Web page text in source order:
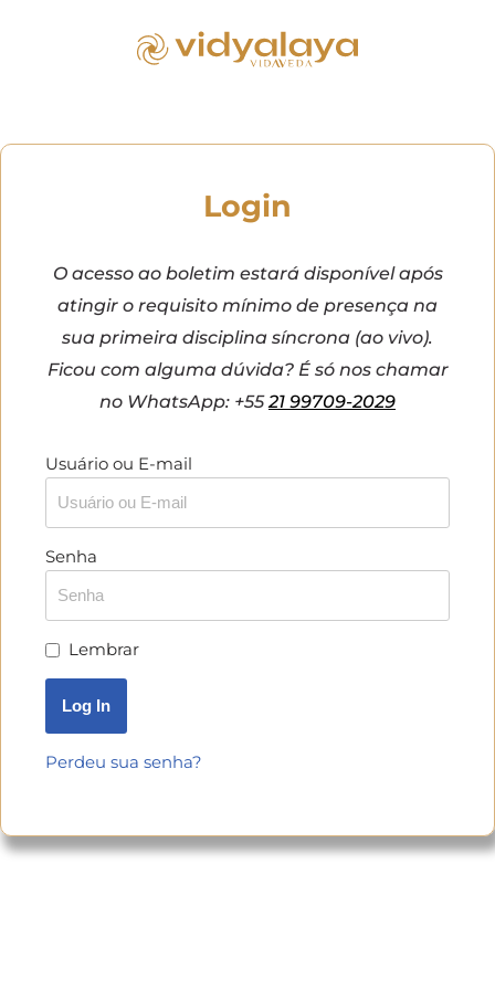
Login
O acesso ao boletim estará disponível após
atingir o requisito mínimo de presença na
sua primeira disciplina síncrona (ao vivo).
Ficou com alguma dúvida? É só nos chamar
no WhatsApp: +5521 99709-2029
Usuário ou E-mail
Senha
Lembrar
Perdeu sua senha?